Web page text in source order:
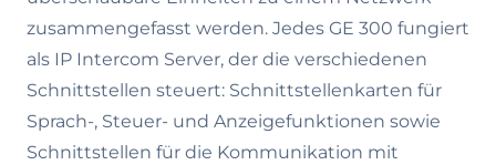
zusammengefasst werden. Jedes GE 300 fungiert
als IP Intercom Server, der die verschiedenen
Schnittstellen steuert: Schnittstellenkarten für
Sprach-, Steuer- und Anzeigefunktionen sowie
Schnittstellen für die Kommunikation mit